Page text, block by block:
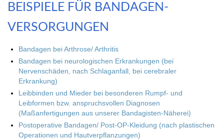
BEISPIELE FÜR BANDAGEN-
VERSORGUNGEN
Bandagen bei Arthrose/ Arthritis
Bandagen bei neurologischen Erkrankungen (bei
Nervenschäden, nach Schlaganfall, bei cerebraler
Erkrankung)
Leibbinden und Mieder bei besonderen Rumpf- und
Leibformen bzw. anspruchsvollen Diagnosen
(Maßanfertigungen aus unserer Bandagisten-Näherei)
Postoperative Bandagen/ Post-OP-Kleidung (nach plastischen
Operationen und Hautverpflanzungen)